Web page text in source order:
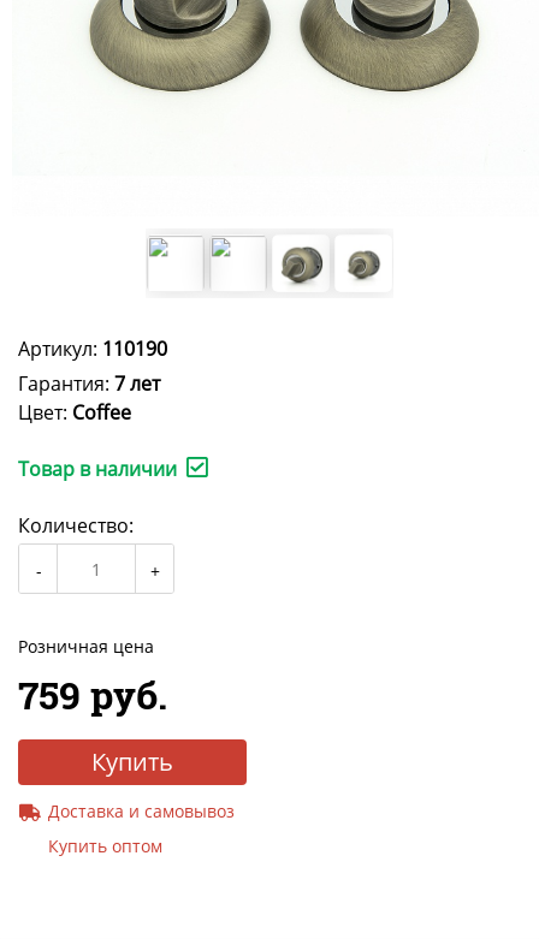
Артикул: 110190
Гарантия: 7 лет
Цвет: Coffee
Товар в наличии
Количество:
Розничная цена
759 руб.
Купить
Доставка и самовывоз
Купить оптом